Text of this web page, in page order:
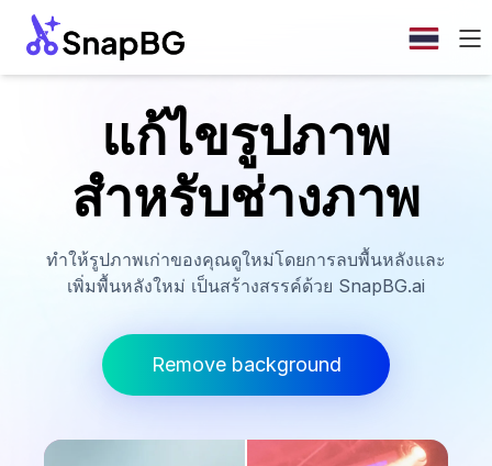
แก้ไขรูปภาพ
สำหรับช่างภาพ
ทำให้รูปภาพเก่าของคุณดูใหม่โดยการลบพื้นหลังและ
เพิ่มพื้นหลังใหม่ เป็นสร้างสรรค์ด้วย SnapBG.ai
Remove background